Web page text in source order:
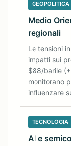
GEOPOLITICA
Medio
regionali
Le tensioni
impatti sui
$88/barile
monitorano
influenzare
TECNOLOGIA
AI e